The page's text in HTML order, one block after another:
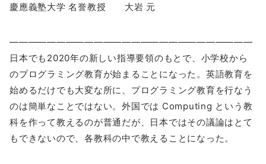
慶應義塾大学 名誉教授 大岩 元
——————————————————————————
日本でも2020年の新しい指導要領のもとで、小学校から
のプログラミング教育が始まることになった。英語教育を
始めるだけでも大変な所に、プログラミング教育を行なう
のは簡単なことではない。外国では Computing という教
科を作って教えるのが普通だが、日本ではその議論はとて
もできないので、各教科の中で教えることになった。